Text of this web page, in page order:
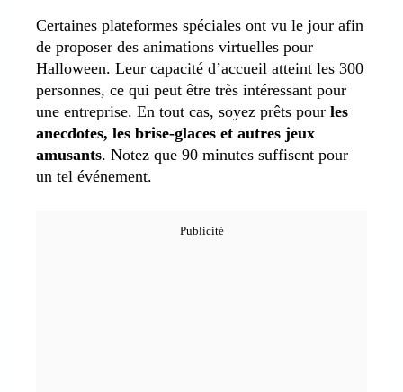
Certaines plateformes spéciales ont vu le jour afin
de proposer des animations virtuelles pour
Halloween. Leur capacité d’accueil atteint les 300
personnes, ce qui peut être très intéressant pour
une entreprise. En tout cas, soyez prêts pour les
anecdotes, les brise-glaces et autres jeux
amusants. Notez que 90 minutes suffisent pour
un tel événement.